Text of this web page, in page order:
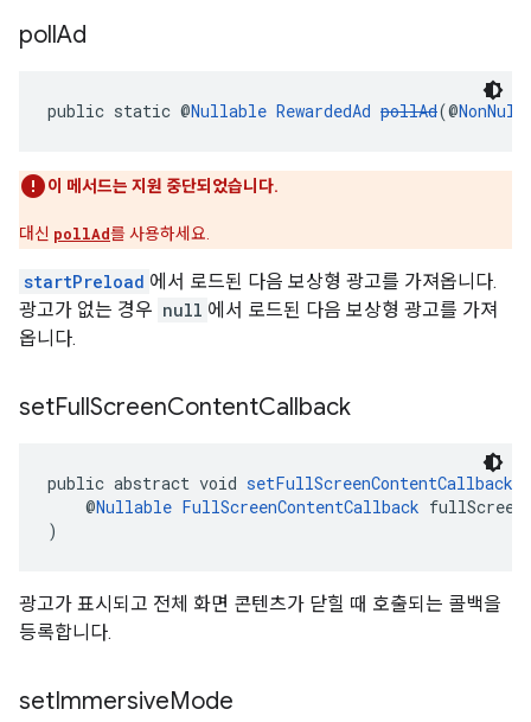
pollAd
public static @Nullable RewardedAd pollAd(@NonNull
이 메서드는 지원 중단되었습니다.
대신 pollAd를 사용하세요.
startPreload 에서 로드된 다음 보상형 광고를 가져옵니다.
광고가 없는 경우 null 에서 로드된 다음 보상형 광고를 가져
옵니다.
setFullScreenContentCallback
public abstract void setFullScreenContentCallback
@Nullable FullScreenContentCallback
)
광고가 표시되고 전체 화면 콘텐츠가 닫힐 때 호출되는 콜백을
등록합니다.
setImmersiveMode